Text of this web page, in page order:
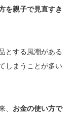
を親子で見直すき
とする風潮がある
しまうことが多い
、 お金の使い方で